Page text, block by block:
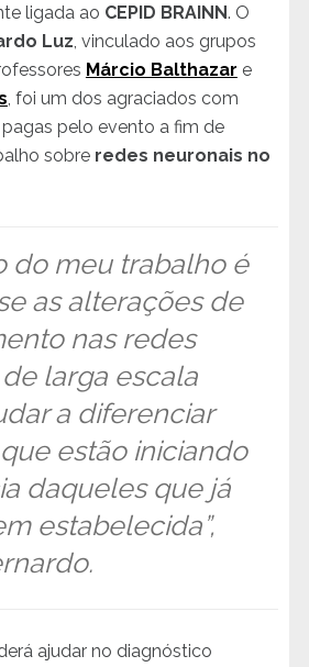
ligada ao CEPID BRAINN. O
Luz , vinculado aos grupos
Márcio Balthazar e
, foi um dos agraciados com
pelo evento a fim de
sobre redes neuronais no
do meu trabalho é
as alterações de
nas redes
larga escala
a diferenciar
estão iniciando
daqueles que já
estabelecida”,
ajudar no diagnóstico